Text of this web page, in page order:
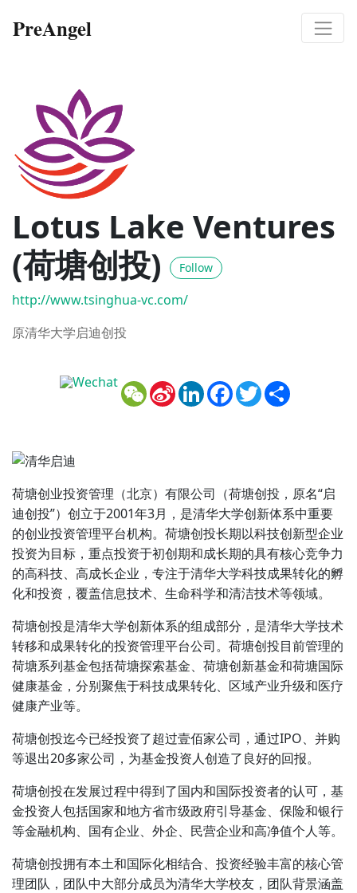
PreAngel
Lotus Lake Ventures
(荷塘创投)
Follow
http://www.tsinghua-vc.com/
原清华大学启迪创投
WeChat
Sina
Weibo
LinkedInFacebook
Twitter
荷塘创业投资管理（北京）有限公司（荷塘创投，原名“启
迪创投”）创立于2001年3月，是清华大学创新体系中重要
的创业投资管理平台机构。荷塘创投长期以科技创新型企业
投资为目标，重点投资于初创期和成长期的具有核心竞争力
的高科技、高成长企业，专注于清华大学科技成果转化的孵
化和投资，覆盖信息技术、生命科学和清洁技术等领域。
荷塘创投是清华大学创新体系的组成部分，是清华大学技术
转移和成果转化的投资管理平台公司。荷塘创投目前管理的
荷塘系列基金包括荷塘探索基金、荷塘创新基金和荷塘国际
健康基金，分别聚焦于科技成果转化、区域产业升级和医疗
健康产业等。
荷塘创投迄今已经投资了超过壹佰家公司，通过IPO、并购
等退出20多家公司，为基金投资人创造了良好的回报。
荷塘创投在发展过程中得到了国内和国际投资者的认可，基
金投资人包括国家和地方省市级政府引导基金、保险和银行
等金融机构、国有企业、外企、民营企业和高净值个人等。
荷塘创投拥有本土和国际化相结合、投资经验丰富的核心管
理团队，团队中大部分成员为清华大学校友，团队背景涵盖